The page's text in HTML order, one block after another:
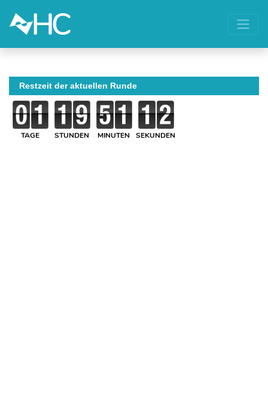
Restzeit der aktuellen Runde
TAGE STUNDEN MINUTEN SEKUNDEN